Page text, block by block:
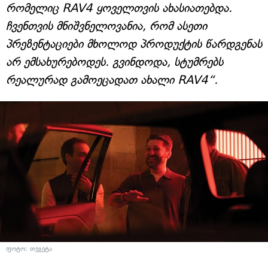
რომელიც RAV4 ყოველთვის ახასიათებდა.
ჩვენთვის მნიშვნელოვანია, რომ ასეთი
პრეზენტაციები მხოლოდ პროდუქტის წარდგენას
არ ემსახურებოდეს. გვინდოდა, სტუმრებს
რეალურად გამოეცადათ ახალი RAV4“.
ფოტო: თეგეტა